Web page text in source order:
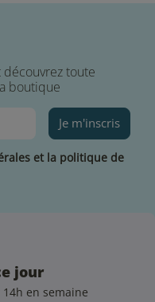
découvrez toute
boutique
Je m'inscris
et la politique de
jour
en semaine